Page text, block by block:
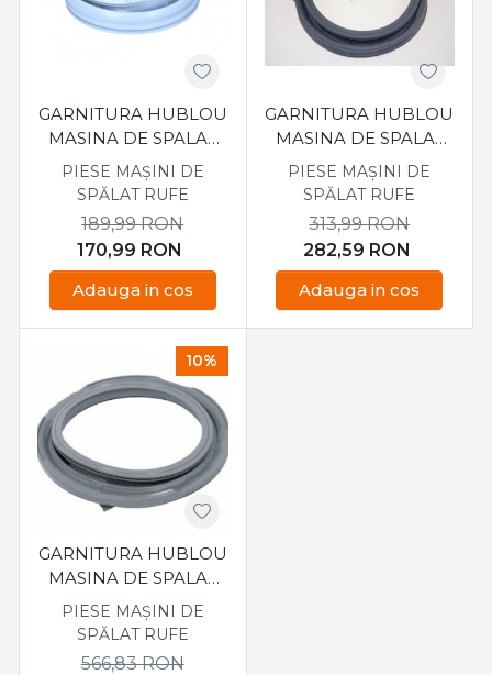
GARNITURA HUBLOU
MASINA DE SPALAT
SAMSUNG
WFB1061GWYLE
PIESE MAȘINI DE
SPĂLAT RUFE
170,99 RON
189,99RON
Adauga in cos
GARNITURA HUBLOU
MASINA DE SPALAT
SAMSUNG DC64-
02684A
PIESE MAȘINI DE
SPĂLAT RUFE
282,59 RON
313,99RON
Adauga in cos
10%
GARNITURA HUBLOU
MASINA DE SPALAT
SAMSUNG
WW80K5210VW
PIESE MAȘINI DE
SPĂLAT RUFE
566,83RON